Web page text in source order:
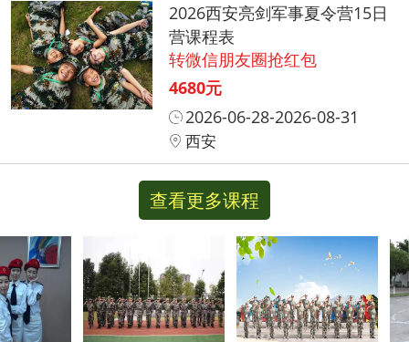
2026西安亮剑军事夏令营15日
营课程表
转微信朋友圈抢红包
4680元
2026-06-28-2026-08-31
西安
查看更多课程